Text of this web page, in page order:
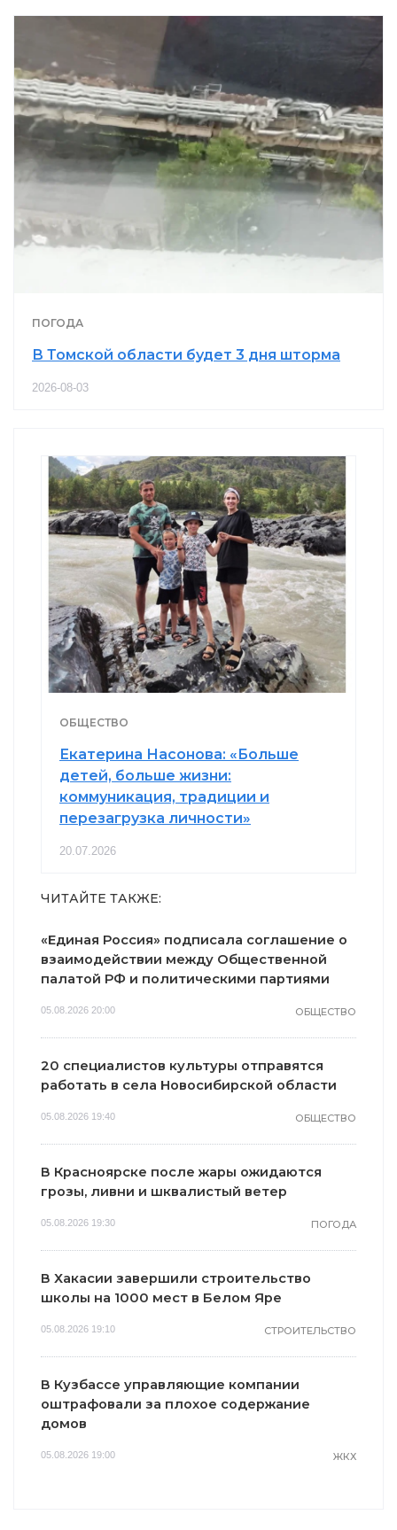
ПОГОДА
В Томской области будет 3 дня шторма
2026-08-03
ОБЩЕСТВО
Екатерина Насонова: «Больше
детей, больше жизни:
коммуникация, традиции и
перезагрузка личности»
20.07.2026
ЧИТАЙТЕ ТАКЖЕ:
«Единая Россия» подписала соглашение о
взаимодействии между Общественной
палатой РФ и политическими партиями
05.08.2026 20:00 ОБЩЕСТВО
20 специалистов культуры отправятся
работать в села Новосибирской области
05.08.2026 19:40 ОБЩЕСТВО
В Красноярске после жары ожидаются
грозы, ливни и шквалистый ветер
05.08.2026 19:30 ПОГОДА
В Хакасии завершили строительство
школы на 1000 мест в Белом Яре
05.08.2026 19:10 СТРОИТЕЛЬСТВО
В Кузбассе управляющие компании
оштрафовали за плохое содержание
домов
05.08.2026 19:00 ЖКХ